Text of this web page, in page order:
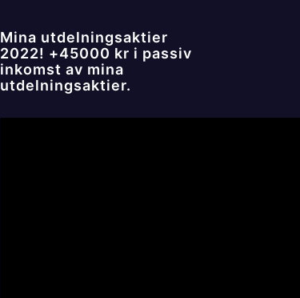
Mina utdelningsaktier
2022! +45000 kr i passiv
inkomst av mina
utdelningsaktier.